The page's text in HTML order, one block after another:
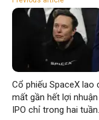
Cổ phiếu SpaceX lao
mất gần hết lợi
IPO chỉ trong hai tuần.